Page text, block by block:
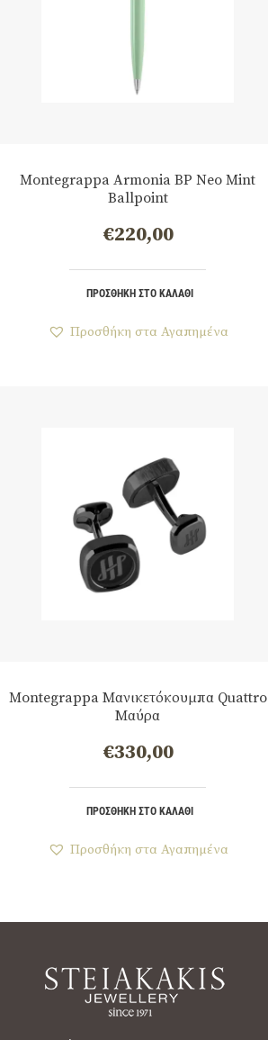
Montegrappa Armonia BP Neo Mint
Ballpoint
€220,00
ΠΡΟΣΘΉΚΗ ΣΤΟ ΚΑΛΆΘΙ
Προσθήκη στα Αγαπημένα
Montegrappa Μανικετόκουμπα Quattro
Μαύρα
€330,00
ΠΡΟΣΘΉΚΗ ΣΤΟ ΚΑΛΆΘΙ
Προσθήκη στα Αγαπημένα